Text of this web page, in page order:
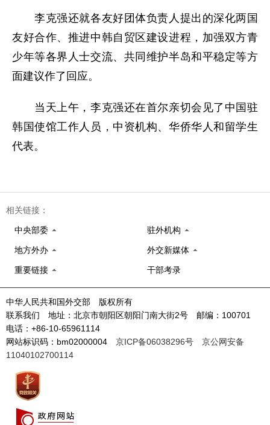
李克强还就各友好团体负责人提出的深化两国
友好合作、推进中韩自贸区建设进程，加强双方青
少年等各界人士交流、共同维护半岛和平稳定等方
面建议作了回应。
当天上午，李克强还在首尔亲切会见了中国驻
韩国使馆工作人员，中资机构、华侨华人和留学生
代表。
相关链接：
中央部委 驻外机构
地方外办 外交新媒体
重要链接 干部考录
中华人民共和国外交部 版权所有
联系我们 地址：北京市朝阳区朝阳门南大街2号 邮编：100701
电话：+86-10-65961114
网站标识码：bm02000004 京ICP备06038296号
京公网安备
11040102700114